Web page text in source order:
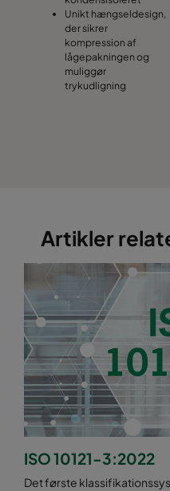
Unikt hængseldesign,
der sikrer
kompression af
lågepakningen og
muliggør
trykudligning
Artikler
ISO 10121-3:2022
Det første